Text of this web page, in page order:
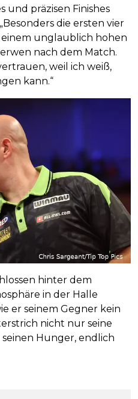
und präzisen Finishes
die ersten vier
unglaublich hohen
nach dem Match.
weil ich weiß,
kann.“
hinter dem
in der Halle
er seinem Gegner kein
nicht nur seine
Hunger, endlich